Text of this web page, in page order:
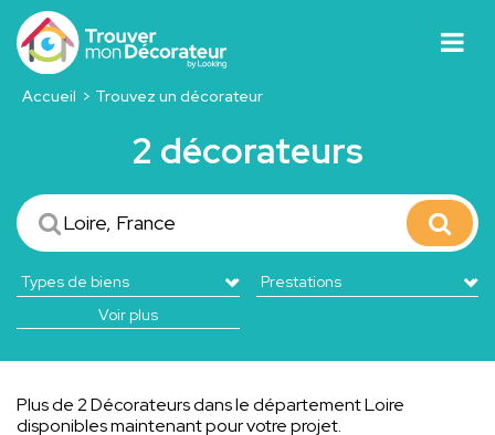
Accueil Trouvez un décorateur
2 décorateurs
Voir plus
Plus de 2 Décorateurs dans le département Loire
disponibles maintenant pour votre projet.